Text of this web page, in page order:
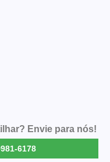
Envie para nós!
6178